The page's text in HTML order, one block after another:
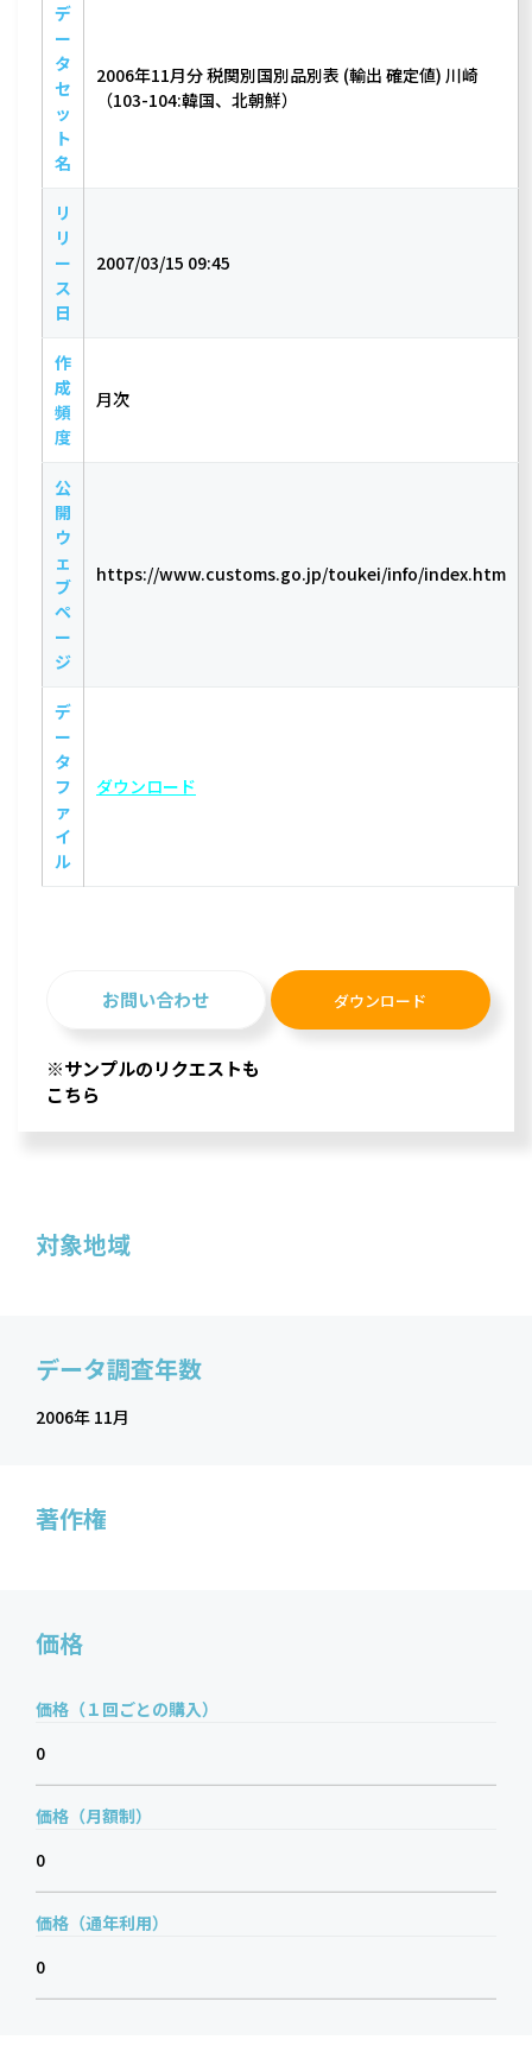
デ
ー
タ
セ
ッ
ト
名
2006年11月分 税関別国別品別表 (輸出 確定値) 川崎
（103-104:韓国、北朝鮮）
リ
リ
ー
ス
日
2007/03/15 09:45
作
成
頻
度
月次
公
開
ウ
ェ
ブ
ペ
ー
ジ
https://www.customs.go.jp/toukei/info/index.htm
デ
ー
タ
フ
ァ
イ
ル
ダウンロード
お問い合わせ
※サンプルのリクエストも
こちら
ダウンロード
対象地域
データ調査年数
2006年 11月
著作権
価格
価格（１回ごとの購入）
0
価格（月額制）
0
価格（通年利用）
0